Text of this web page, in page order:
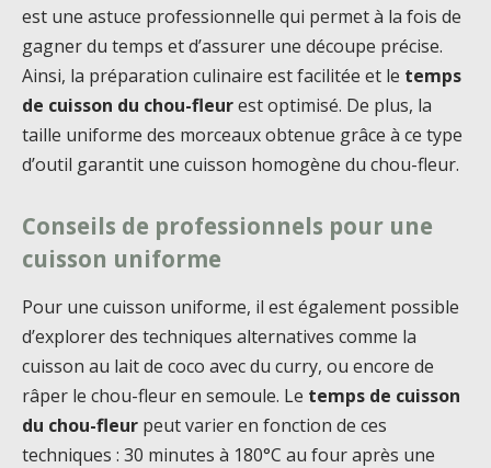
est une astuce professionnelle qui permet à la fois de
gagner du temps et d’assurer une découpe précise.
Ainsi, la préparation culinaire est facilitée et le temps
de cuisson du chou-fleurest optimisé. De plus, la
taille uniforme des morceaux obtenue grâce à ce type
d’outil garantit une cuisson homogène du chou-fleur.
Conseils de professionnels pour une
cuisson uniforme
Pour une cuisson uniforme, il est également possible
d’explorer des techniques alternatives comme la
cuisson au lait de coco avec du curry, ou encore de
râper le chou-fleur en semoule. Le temps de cuisson
du chou-fleur peut varier en fonction de ces
techniques : 30 minutes à 180°C au four après une